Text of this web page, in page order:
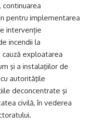
pentru implementarea
intervenție
incendii la
exploatarea
şi a instalaţiilor de
autorităţile
deconcentrate şi
civilă, în vederea